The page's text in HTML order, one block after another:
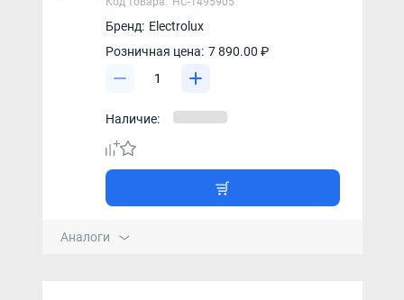
Бренд: Electrolux
Розничная цена: 7 890.00 ₽
Наличие:
Аналоги